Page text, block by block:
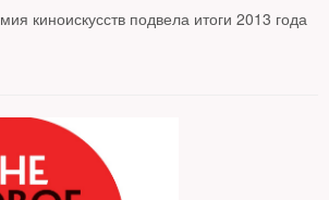
киноискусств подвела итоги 2013 года